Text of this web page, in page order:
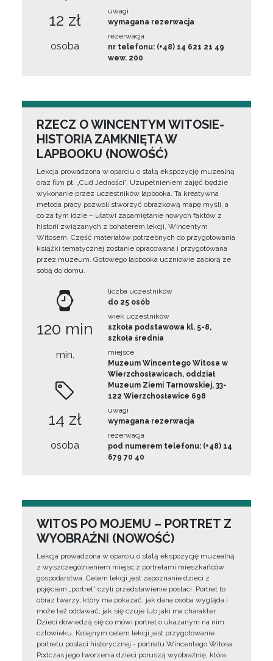
12 zł
osoba
uwagi
wymagana rezerwacja
rezerwacja
nr telefonu: (+48) 14 621 21 49
wew. 200
RZECZ O WINCENTYM WITOSIE-
HISTORIA ZAMKNIĘTA W
LAPBOOKU (NOWOŚĆ)
Lekcja prowadzona w oparciu o stałą ekspozycję muzealną
oraz film pt. „Cud Jedności”. Uzupełnieniem zajęć będzie
wykonanie przez uczestników lapbooka. Ta kreatywna
metoda pracy pozwoli stworzyć obrazkową mapę myśli, a
co za tym idzie – ułatwi zapamiętanie nowych faktów z
historii związanych z bohaterem lekcji, Wincentym
Witosem. Część materiałów potrzebnych do przygotowania
książki tematycznej zostanie opracowana i przygotowana
przez muzeum. Gotowego lapbooka uczniowie zabiorą ze
sobą do domu.
120 min
min.
14 zł
osoba
liczba uczestników
do 25 osób
wiek uczestników
szkoła podstawowa kl. 5-8,
szkoła średnia
miejsce
Muzeum Wincentego Witosa w
Wierzchosławicach, oddział
Muzeum Ziemi Tarnowskiej, 33-
122 Wierzchosławice 698
uwagi
wymagana rezerwacja
rezerwacja
pod numerem telefonu: (+48) 14
679 70 40
WITOS PO MOJEMU – PORTRET Z
WYOBRAŹNI (NOWOŚĆ)
Lekcja prowadzona w oparciu o stałą ekspozycję muzealną
z wyszczególnieniem miejsc z portretami mieszkańców
gospodarstwa. Celem lekcji jest zapoznanie dzieci z
pojęciem „portret” czyli przedstawienie postaci. Portret to
obraz twarzy, który ma pokazać, jak dana osoba wygląda i
może też oddawać, jak się czuje lub jaki ma charakter.
Dzieci dowiedzą się co mówi portret o ukazanym na nim
człowieku. Kolejnym celem lekcji jest przygotowanie
portretu postaci historycznej - portretu Wincentego Witosa.
Podczas jego tworzenia dzieci poruszą wyobraźnię, która